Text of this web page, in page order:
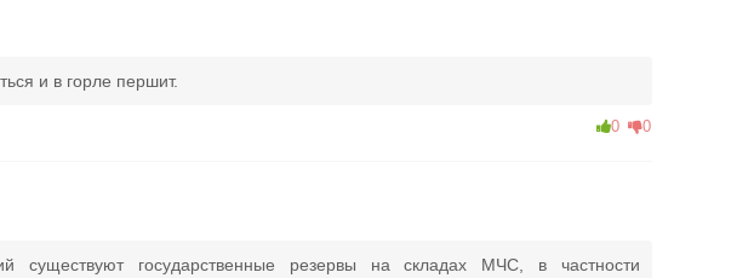
и в горле першит.
0 0
существуют государственные резервы на складах МЧС, в частности